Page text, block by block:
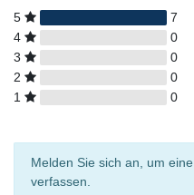
5
7
4
0
3
0
2
0
1
0
Melden Sie sich an, um
verfassen.